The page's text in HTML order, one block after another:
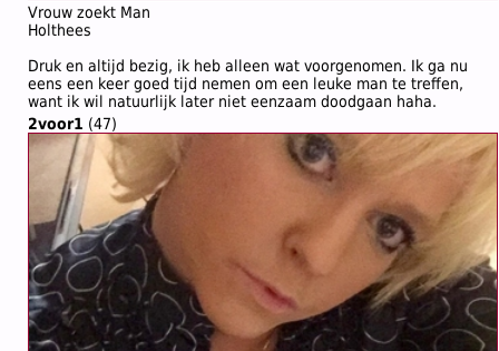
Vrouw zoekt Man
Holthees
Druk en altijd bezig, ik heb alleen wat voorgenomen. Ik ga nu
eens een keer goed tijd nemen om een leuke man te treffen,
want ik wil natuurlijk later niet eenzaam doodgaan haha.
2voor1 (47)